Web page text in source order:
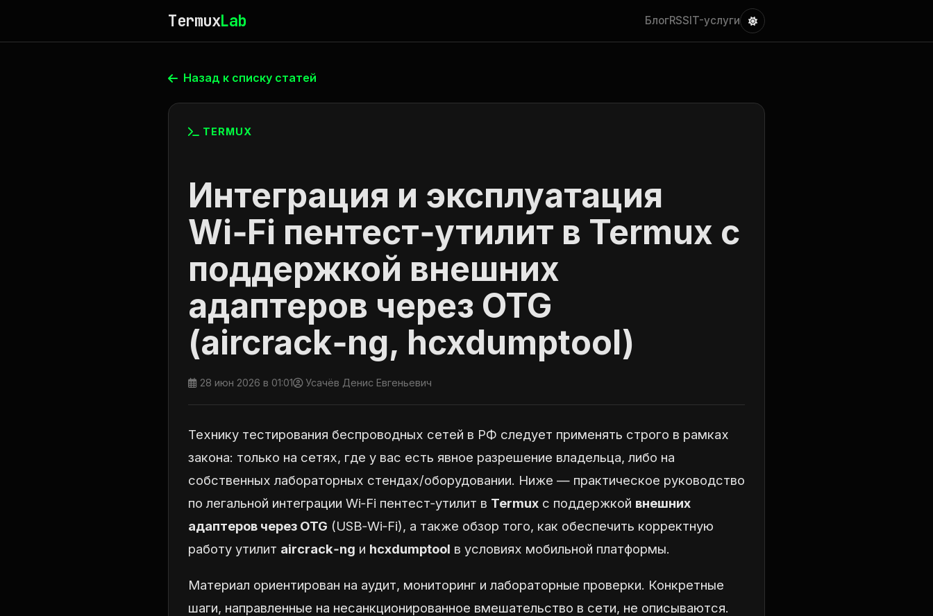
TermuxLab БлогRSSIT-услуги
Назад к списку статей
TERMUX
Интеграция и эксплуатация
Wi‑Fi пентест‑утилит в Termux с
поддержкой внешних
адаптеров через OTG
(aircrack‑ng, hcxdumptool)
28 июн 2026 в 01:01 Усачёв Денис Евгеньевич
Технику тестирования беспроводных сетей в РФ следует применять строго в рамках
закона: только на сетях, где у вас есть явное разрешение владельца, либо на
собственных лабораторных стендах/оборудовании. Ниже — практическое руководство
по легальной интеграции Wi‑Fi пентест‑утилит в Termux с поддержкой внешних
адаптеров через OTG (USB‑Wi‑Fi), а также обзор того, как обеспечить корректную
работу утилит aircrack‑ng и hcxdumptool в условиях мобильной платформы.
Материал ориентирован на аудит, мониторинг и лабораторные проверки. Конкретные
шаги, направленные на несанкционированное вмешательство в сети, не описываются.